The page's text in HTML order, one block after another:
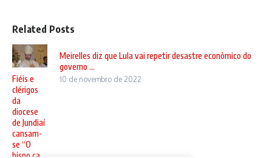
Related Posts
Fiéis e
clérigos
da
diocese
de Jundiaí
cansam-
se “O
bispo ca ...
Meirelles diz que Lula vai repetir desastre econômico do
governo ...
10 de novembro de 2022